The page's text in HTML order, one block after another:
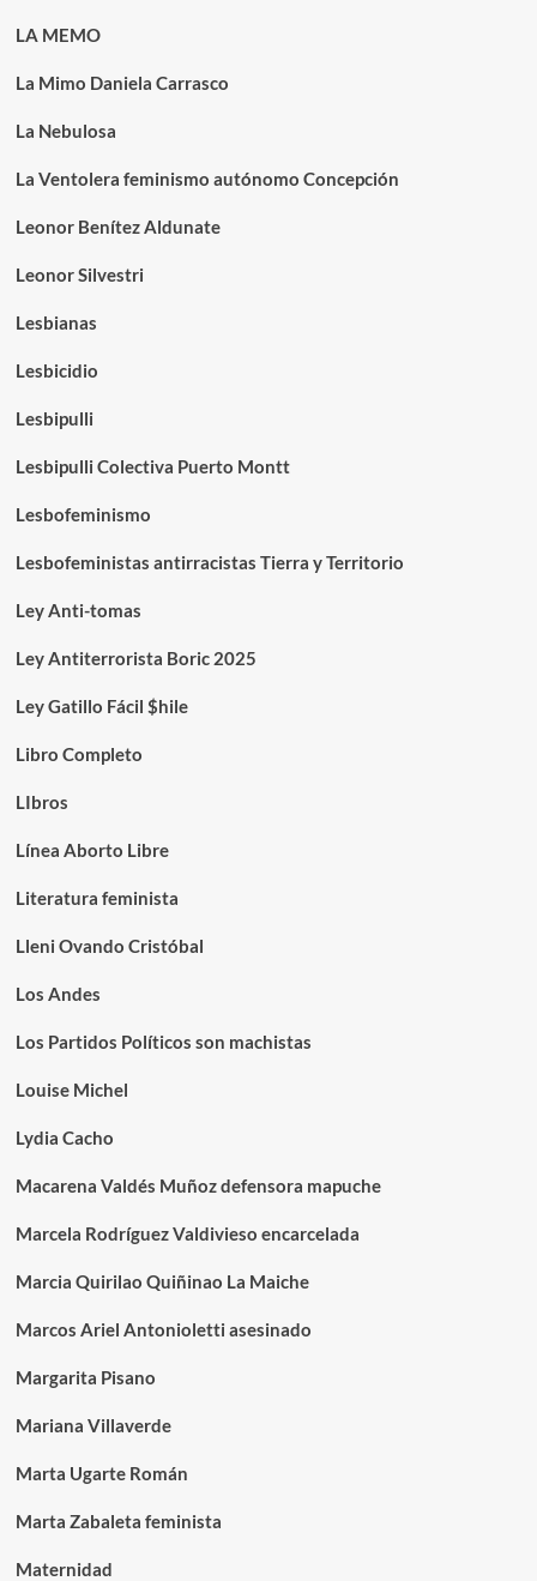
LA MEMO
La Mimo Daniela Carrasco
La Nebulosa
La Ventolera feminismo autónomo Concepción
Leonor Benítez Aldunate
Leonor Silvestri
Lesbianas
Lesbicidio
Lesbipulli
Lesbipulli Colectiva Puerto Montt
Lesbofeminismo
Lesbofeministas antirracistas Tierra y Territorio
Ley Anti-tomas
Ley Antiterrorista Boric 2025
Ley Gatillo Fácil $hile
Libro Completo
LIbros
Línea Aborto Libre
Literatura feminista
Lleni Ovando Cristóbal
Los Andes
Los Partidos Políticos son machistas
Louise Michel
Lydia Cacho
Macarena Valdés Muñoz defensora mapuche
Marcela Rodríguez Valdivieso encarcelada
Marcia Quirilao Quiñinao La Maiche
Marcos Ariel Antonioletti asesinado
Margarita Pisano
Mariana Villaverde
Marta Ugarte Román
Marta Zabaleta feminista
Maternidad